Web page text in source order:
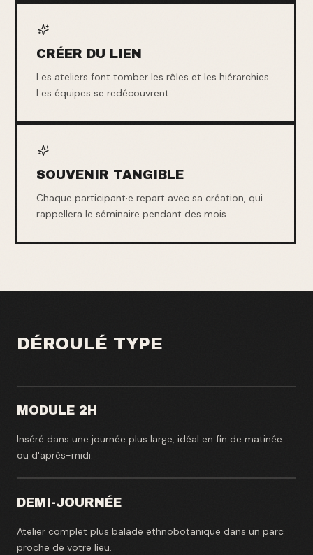
CRÉER DU LIEN
Les ateliers font tomber les rôles et les hiérarchies.
Les équipes se redécouvrent.
SOUVENIR TANGIBLE
Chaque participant·e repart avec sa création, qui
rappellera le séminaire pendant des mois.
DÉROULÉ TYPE
MODULE 2H
Inséré dans une journée plus large, idéal en fin de matinée
ou d'après-midi.
DEMI-JOURNÉE
Atelier complet plus balade ethnobotanique dans un parc
proche de votre lieu.